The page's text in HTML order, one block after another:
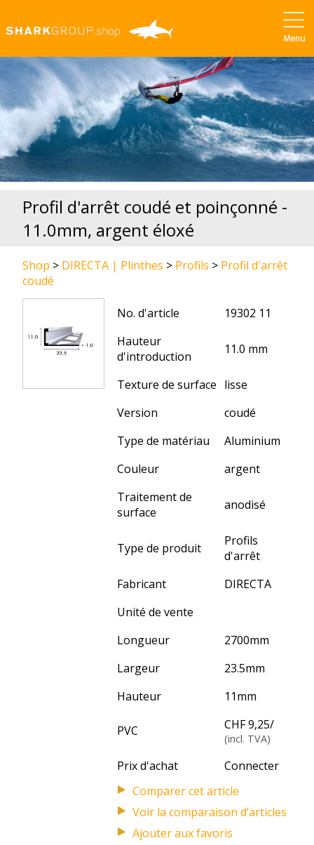
Profil d'arrêt coudé et poinçonné -
11.0mm, argent éloxé
Shop > DIRECTA | Plinthes > Profils > Profil d'arrêt
coudé
No. d'article
19302 11
Hauteur
d'introduction
11.0 mm
Texture de surface lisse
Version
coudé
Type de matériau
Aluminium
Couleur
argent
Traitement de
surface
anodisé
Type de produit
Profils
d'arrêt
Fabricant
DIRECTA
Unité de vente
Longueur
2700mm
Largeur
23.5mm
Hauteur
11mm
PVC CHF 9,25/
(incl. TVA)
Prix d'achat Connecter
Voir la comparaison d‘articles